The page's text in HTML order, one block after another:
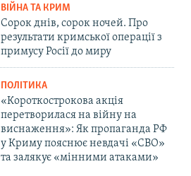
ВІЙНА ТА КРИМ
Сорок днів, сорок ночей. Про
результати кримської операції з
примусу Росії до миру
ПОЛІТИКА
«Короткострокова акція
перетворилася на війну на
виснаження»: Як пропаганда РФ
у Криму пояснює невдачі «СВО»
та залякує «мінними атаками»